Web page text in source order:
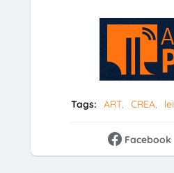
Tags: ART CREA lei
Facebook